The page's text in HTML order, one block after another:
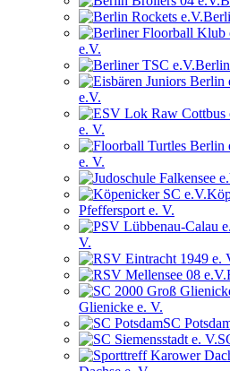
e.V.
e.V.
e. V.
e. V.
Pfeffersport e. V.
V.
Glienicke e. V.
SC